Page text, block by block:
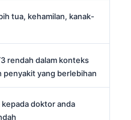
tua, kehamilan, kanak-
rendah dalam konteks
penyakit yang berlebihan
doktor anda